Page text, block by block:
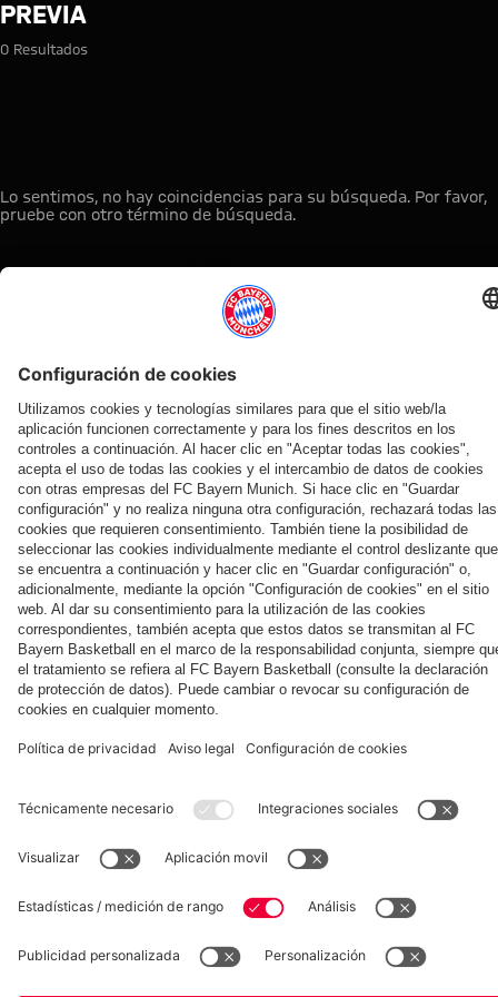
Búsqueda: Previa
PREVIA
0 Resultados
Lo sentimos, no hay coincidencias para su búsqueda. Por favor,
pruebe con otro término de búsqueda.
A la página principal
ESTO LE PUEDE INTERESAR
TIENDA
ONLINE
¡Disponible
la nueva
primera
equipación
para la
2025/26!
OFERTA
VENTILADOR
FC Bayern
Múnich
Tarjetas de
autógrafos
AFICIÓN
Clubs
de fans
MYFCBAYERN
Descubre tu
espacio
personal para
fans
Colaborador
Museum Prensa Baloncesto
Aviso legal
Política de privacidad Condiciones de uso
Accesibilidad
Sistema de denuncia
Contacto Ajustes de cookies